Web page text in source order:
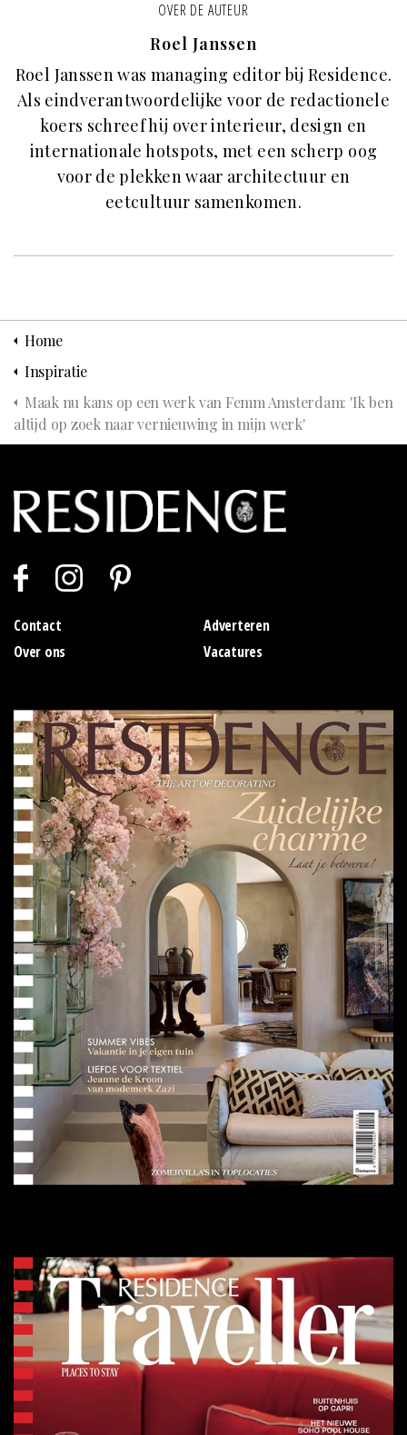
OVER DE AUTEUR
Roel Janssen
Roel Janssen was managing editor bij Residence.
Als eindverantwoordelijke voor de redactionele
koers schreef hij over interieur, design en
internationale hotspots, met een scherp oog
voor de plekken waar architectuur en
eetcultuur samenkomen.
Home
Inspiratie
Maak nu kans op een werk van Femm Amsterdam: 'Ik ben
altijd op zoek naar vernieuwing in mijn werk'
Contact
Adverteren
Over ons
Vacatures